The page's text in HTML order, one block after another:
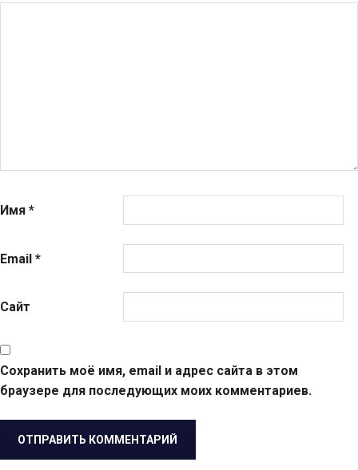
Имя *
Email *
Сайт
Сохранить моё имя, email и адрес сайта в этом
браузере для последующих моих комментариев.